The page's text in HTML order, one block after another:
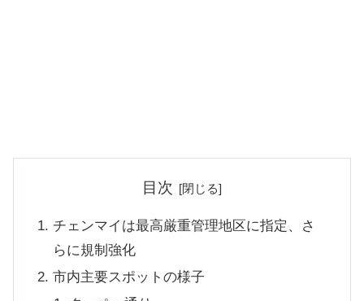
目次
チェンマイは最高厳重管理地区に指定、さ
らに規制強化
市内主要スポットの様子